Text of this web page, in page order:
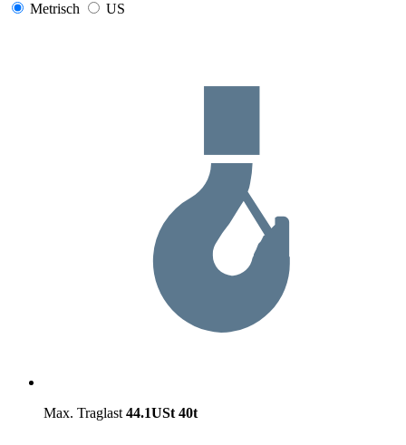
Metrisch US
Max. Traglast 44.1USt 40t